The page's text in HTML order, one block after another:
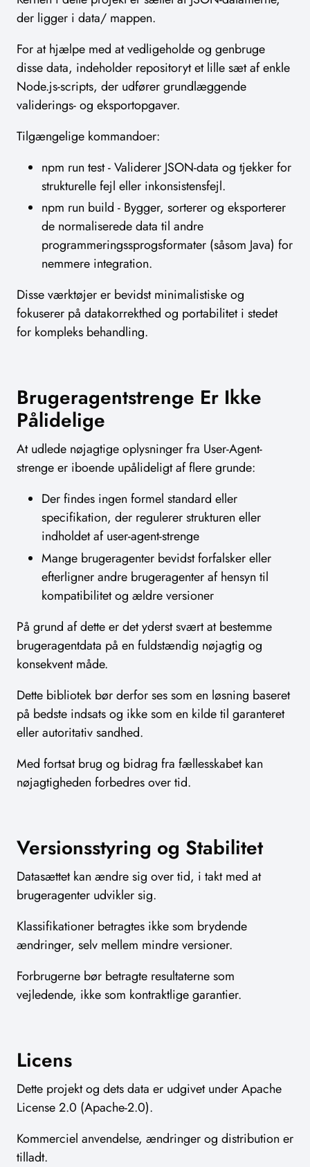
der ligger i data/ mappen.
For at hjælpe med at vedligeholde og genbruge
disse data, indeholder repositoryt et lille sæt af enkle
Node.js-scripts, der udfører grundlæggende
validerings- og eksportopgaver.
Tilgængelige kommandoer:
npm run test - Validerer JSON-data og tjekker for
strukturelle fejl eller inkonsistensfejl.
npm run build - Bygger, sorterer og eksporterer
de normaliserede data til andre
programmeringssprogsformater (såsom Java) for
nemmere integration.
Disse værktøjer er bevidst minimalistiske og
fokuserer på datakorrekthed og portabilitet i stedet
for kompleks behandling.
Brugeragentstrenge Er Ikke
Pålidelige
At udlede nøjagtige oplysninger fra User-Agent-
strenge er iboende upålideligt af flere grunde:
Der findes ingen formel standard eller
specifikation, der regulerer strukturen eller
indholdet af user-agent-strenge
Mange brugeragenter bevidst forfalsker eller
efterligner andre brugeragenter af hensyn til
kompatibilitet og ældre versioner
På grund af dette er det yderst svært at bestemme
brugeragentdata på en fuldstændig nøjagtig og
konsekvent måde.
Dette bibliotek bør derfor ses som en løsning baseret
på bedste indsats og ikke som en kilde til garanteret
eller autoritativ sandhed.
Med fortsat brug og bidrag fra fællesskabet kan
nøjagtigheden forbedres over tid.
Versionsstyring og Stabilitet
Datasættet kan ændre sig over tid, i takt med at
brugeragenter udvikler sig.
Klassifikationer betragtes ikke som brydende
ændringer, selv mellem mindre versioner.
Forbrugerne bør betragte resultaterne som
vejledende, ikke som kontraktlige garantier.
Licens
Dette projekt og dets data er udgivet under Apache
License 2.0 (Apache-2.0).
Kommerciel anvendelse, ændringer og distribution er
tilladt.